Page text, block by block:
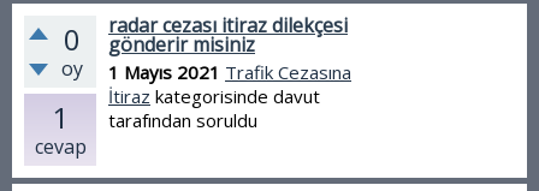
0
oy
1
cevap
radar cezası itiraz dilekçesi
gönderir misiniz
1 Mayıs 2021 Trafik Cezasına
İtiraz kategorisinde davut
tarafından soruldu